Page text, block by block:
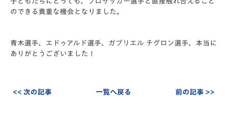
のできる貴重な機会となりました。
青木選手、エドゥアルド選手、ガブリエル チグロン選手、本当に
ありがとうございました！
<< 次の記事 一覧へ戻る 前の記事 >>